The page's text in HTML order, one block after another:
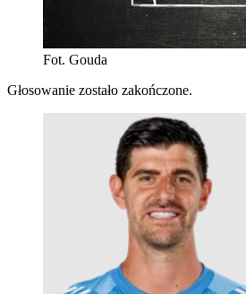
Fot. Gouda
Głosowanie zostało zakończone.